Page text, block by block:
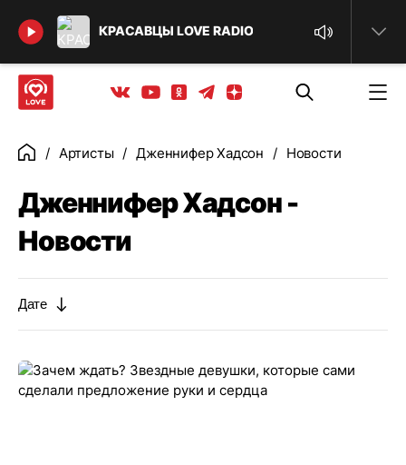
КРАСАВЦЫ LOVE RADIO
Найти
Вконтакте
YoutubeОдноклассники
ТелеграмЯндекс дзен
ГлавнаяАртисты Дженнифер Хадсон Новости
Дженнифер Хадсон -
Новости
Дате